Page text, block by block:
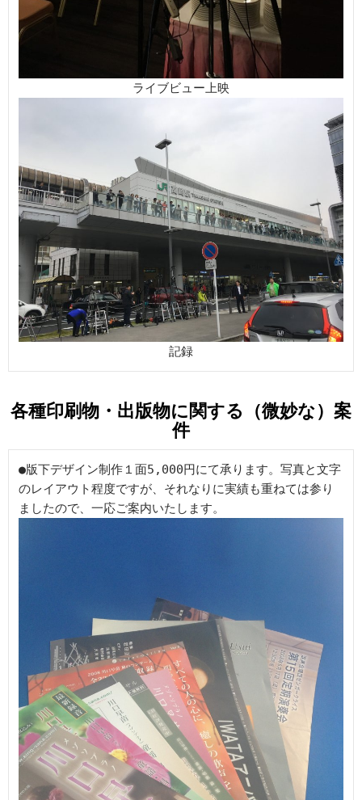
ライブビュー上映
記録
各種印刷物・出版物に関する（微妙な）案
件
●版下デザイン制作１面5,000円にて承ります。写真と文字
のレイアウト程度ですが、それなりに実績も重ねては参り
ましたので、一応ご案内いたします。